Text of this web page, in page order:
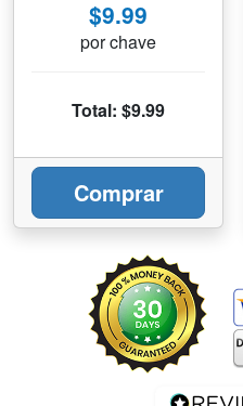
$9.99
por chave
Total: $9.99
Comprar